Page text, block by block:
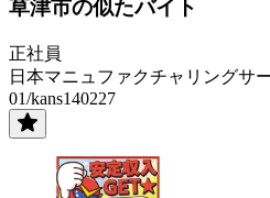
草津市の似たバイト
正社員
日本マニュファクチャリングサ
01/kans140227